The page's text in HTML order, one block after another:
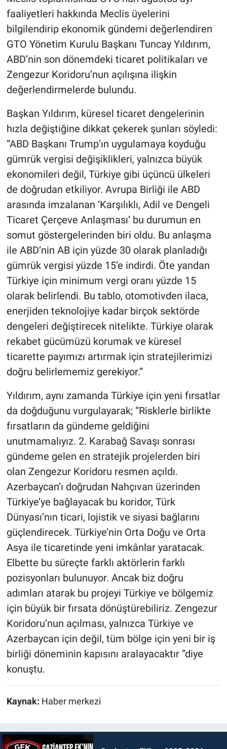
faaliyetleri hakkında Meclis üyelerini
bilgilendirip ekonomik gündemi değerlendiren
GTO Yönetim Kurulu Başkanı Tuncay Yıldırım,
ABD’nin son dönemdeki ticaret politikaları ve
Zengezur Koridoru’nun açılışına ilişkin
değerlendirmelerde bulundu.
Başkan Yıldırım, küresel ticaret dengelerinin
hızla değiştiğine dikkat çekerek şunları söyledi:
“ABD Başkanı Trump’ın uygulamaya koyduğu
gümrük vergisi değişiklikleri, yalnızca büyük
ekonomileri değil, Türkiye gibi üçüncü ülkeleri
de doğrudan etkiliyor. Avrupa Birliği ile ABD
arasında imzalanan ‘Karşılıklı, Adil ve Dengeli
Ticaret Çerçeve Anlaşması’ bu durumun en
somut göstergelerinden biri oldu. Bu anlaşma
ile ABD’nin AB için yüzde 30 olarak planladığı
gümrük vergisi yüzde 15’e indirdi. Öte yandan
Türkiye için minimum vergi oranı yüzde 15
olarak belirlendi. Bu tablo, otomotivden ilaca,
enerjiden teknolojiye kadar birçok sektörde
dengeleri değiştirecek nitelikte. Türkiye olarak
rekabet gücümüzü korumak ve küresel
ticarette payımızı artırmak için stratejilerimizi
doğru belirlememiz gerekiyor.”
Yıldırım, aynı zamanda Türkiye için yeni fırsatlar
da doğduğunu vurgulayarak; “Risklerle birlikte
fırsatların da gündeme geldiğini
unutmamalıyız. 2. Karabağ Savaşı sonrası
gündeme gelen en stratejik projelerden biri
olan Zengezur Koridoru resmen açıldı.
Azerbaycan’ı doğrudan Nahçıvan üzerinden
Türkiye’ye bağlayacak bu koridor, Türk
Dünyası’nın ticari, lojistik ve siyasi bağlarını
güçlendirecek. Türkiye’nin Orta Doğu ve Orta
Asya ile ticaretinde yeni imkânlar yaratacak.
Elbette bu süreçte farklı aktörlerin farklı
pozisyonları bulunuyor. Ancak biz doğru
adımları atarak bu projeyi Türkiye ve bölgemiz
için büyük bir fırsata dönüştürebiliriz. Zengezur
Koridoru’nun açılması, yalnızca Türkiye ve
Azerbaycan için değil, tüm bölge için yeni bir iş
birliği döneminin kapısını aralayacaktır ”diye
konuştu.
Kaynak: Haber merkezi